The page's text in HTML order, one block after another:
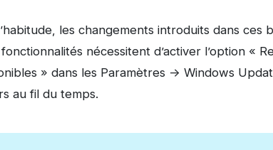
les changements introduits dans
nécessitent d’activer l’option «
» dans les Paramètres -> Windows
au fil du temps.